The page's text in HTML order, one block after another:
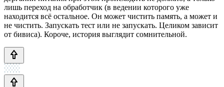
лишь переход на обработчик (в ведении которого уже
находится всё остальное. Он может чистить память, а может и
не чистить. Запускать тест или не запускать. Целиком зависит
от бивиса). Короче, история выглядит сомнительной.